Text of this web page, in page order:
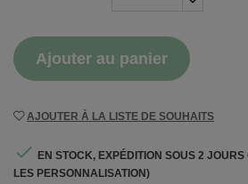
Ajouter au panier
AJOUTER À LA LISTE DE SOUHAITS
 EN STOCK, EXPÉDITION SOUS 2
LES PERSONNALISATION)